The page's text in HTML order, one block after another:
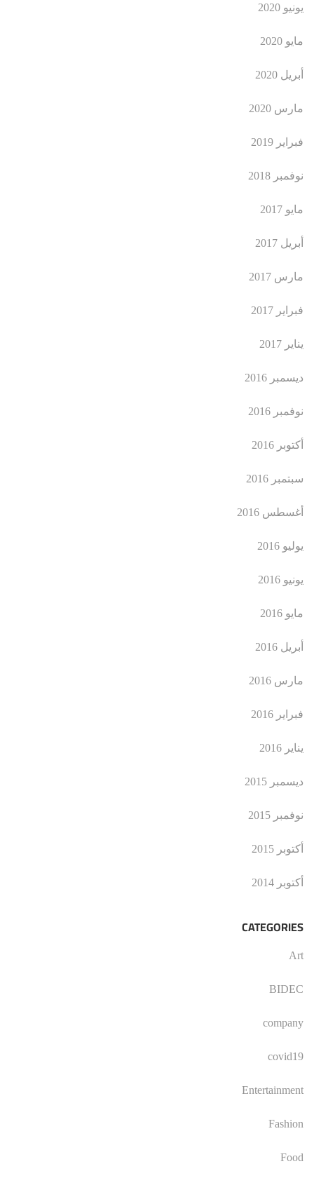
يونيو 2020
مايو 2020
أبريل 2020
مارس 2020
فبراير 2019
نوفمبر 2018
مايو 2017
أبريل 2017
مارس 2017
فبراير 2017
يناير 2017
ديسمبر 2016
نوفمبر 2016
أكتوبر 2016
سبتمبر 2016
أغسطس 2016
يوليو 2016
يونيو 2016
مايو 2016
أبريل 2016
مارس 2016
فبراير 2016
يناير 2016
ديسمبر 2015
نوفمبر 2015
أكتوبر 2015
أكتوبر 2014
CATEGORIES
Art
BIDEC
company
covid19
Entertainment
Fashion
Food